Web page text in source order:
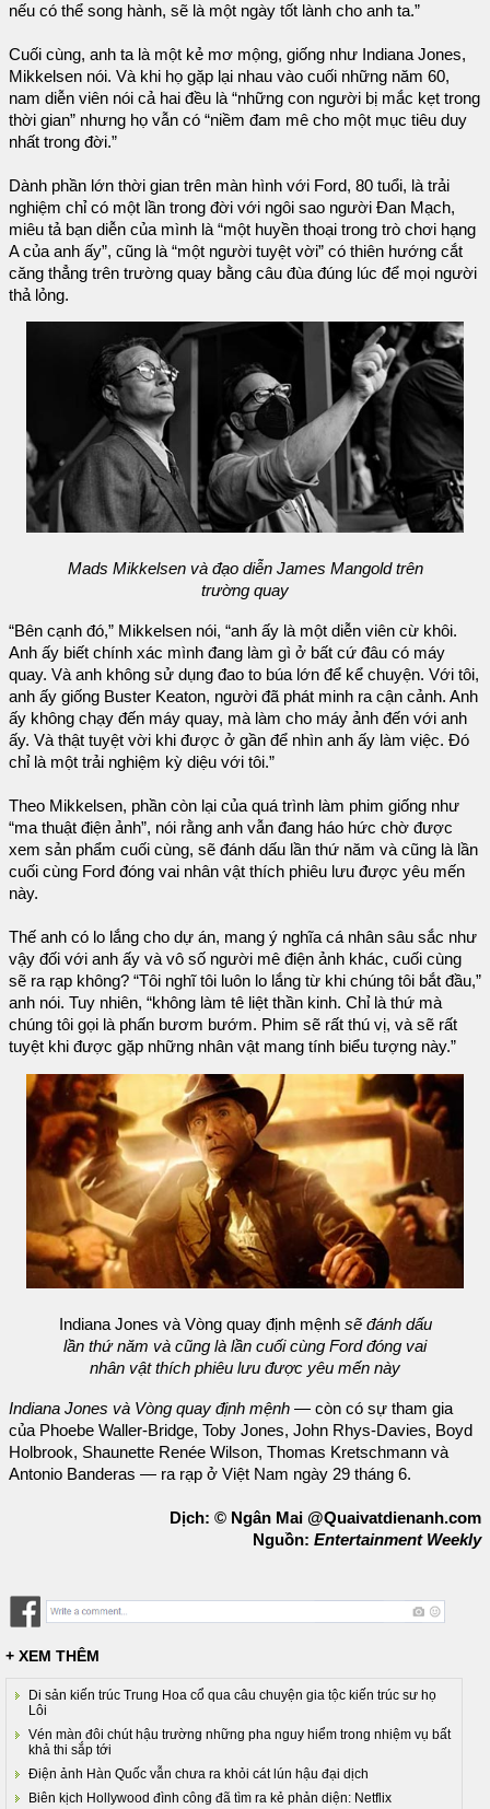
nếu có thể song hành, sẽ là một ngày tốt lành cho anh ta.”
Cuối cùng, anh ta là một kẻ mơ mộng, giống như Indiana Jones,
Mikkelsen nói. Và khi họ gặp lại nhau vào cuối những năm 60,
nam diễn viên nói cả hai đều là “những con người bị mắc kẹt trong
thời gian” nhưng họ vẫn có “niềm đam mê cho một mục tiêu duy
nhất trong đời.”
Dành phần lớn thời gian trên màn hình với Ford, 80 tuổi, là trải
nghiệm chỉ có một lần trong đời với ngôi sao người Đan Mạch,
miêu tả bạn diễn của mình là “một huyền thoại trong trò chơi hạng
A của anh ấy”, cũng là “một người tuyệt vời” có thiên hướng cắt
căng thẳng trên trường quay bằng câu đùa đúng lúc để mọi người
thả lỏng.
Mads Mikkelsen và đạo diễn James Mangold trên
trường quay
“Bên cạnh đó,” Mikkelsen nói, “anh ấy là một diễn viên cừ khôi.
Anh ấy biết chính xác mình đang làm gì ở bất cứ đâu có máy
quay. Và anh không sử dụng đao to búa lớn để kể chuyện. Với tôi,
anh ấy giống Buster Keaton, người đã phát minh ra cận cảnh. Anh
ấy không chạy đến máy quay, mà làm cho máy ảnh đến với anh
ấy. Và thật tuyệt vời khi được ở gần để nhìn anh ấy làm việc. Đó
chỉ là một trải nghiệm kỳ diệu với tôi.”
Theo Mikkelsen, phần còn lại của quá trình làm phim giống như
“ma thuật điện ảnh”, nói rằng anh vẫn đang háo hức chờ được
xem sản phẩm cuối cùng, sẽ đánh dấu lần thứ năm và cũng là lần
cuối cùng Ford đóng vai nhân vật thích phiêu lưu được yêu mến
này.
Thế anh có lo lắng cho dự án, mang ý nghĩa cá nhân sâu sắc như
vậy đối với anh ấy và vô số người mê điện ảnh khác, cuối cùng
sẽ ra rạp không? “Tôi nghĩ tôi luôn lo lắng từ khi chúng tôi bắt đầu,”
anh nói. Tuy nhiên, “không làm tê liệt thần kinh. Chỉ là thứ mà
chúng tôi gọi là phấn bươm bướm. Phim sẽ rất thú vị, và sẽ rất
tuyệt khi được gặp những nhân vật mang tính biểu tượng này.”
Indiana Jones và Vòng quay định mệnh sẽ đánh dấu
lần thứ năm và cũng là lần cuối cùng Ford đóng vai
nhân vật thích phiêu lưu được yêu mến này
Indiana Jones và Vòng quay định mệnh — còn có sự tham gia
của Phoebe Waller-Bridge, Toby Jones, John Rhys-Davies, Boyd
Holbrook, Shaunette Renée Wilson, Thomas Kretschmann và
Antonio Banderas — ra rạp ở Việt Nam ngày 29 tháng 6.
Dịch: © Ngân Mai @Quaivatdienanh.com
Nguồn: Entertainment Weekly
+ XEM THÊM
Di sản kiến trúc Trung Hoa cổ qua câu chuyện gia tộc kiến trúc sư họ
Lôi
Vén màn đôi chút hậu trường những pha nguy hiểm trong nhiệm vụ bất
khả thi sắp tới
Điện ảnh Hàn Quốc vẫn chưa ra khỏi cát lún hậu đại dịch
Biên kịch Hollywood đình công đã tìm ra kẻ phản diện: Netflix